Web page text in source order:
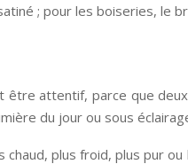
; pour les boiseries, le
attentif, parce que
du jour ou sous
plus froid, plus pur